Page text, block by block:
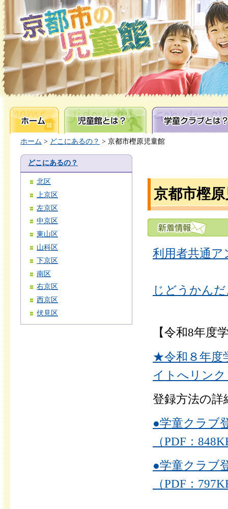
ホーム 児童館とは？ 学童クラブとは？
ホーム > どこにあるの？ > 京都市樫原児童館
どこにあるの？
北区
上京区
左京区
中京区
東山区
山科区
下京区
南区
右京区
西京区
伏見区
京都市樫
利用者共通ア
じどうかん
【令和8年度
★令和８年度
イトへリン
登録方法の
●学童クラブ
（PDF：
●学童クラブ
（PDF：